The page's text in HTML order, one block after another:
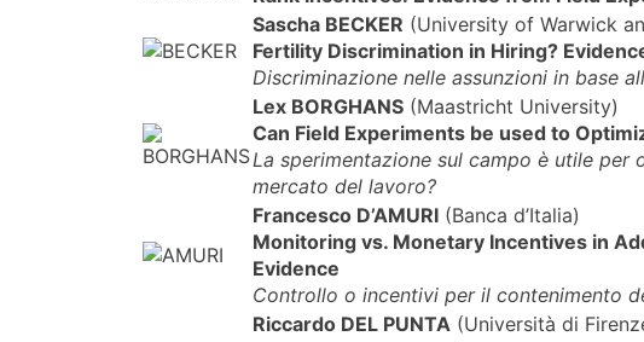
Sascha BECKER (University of Warwick
Fertility Discrimination in Hiring?
Discriminazione nelle assunzioni in base
Lex BORGHANS (Maastricht University)
Can Field Experiments be used to
La sperimentazione sul campo è utile
mercato del lavoro?
Francesco D’AMURI (Banca d’Italia)
Monitoring vs. Monetary Incentives in
Evidence
Controllo o incentivi per il contenimento
Riccardo DEL PUNTA (Università di